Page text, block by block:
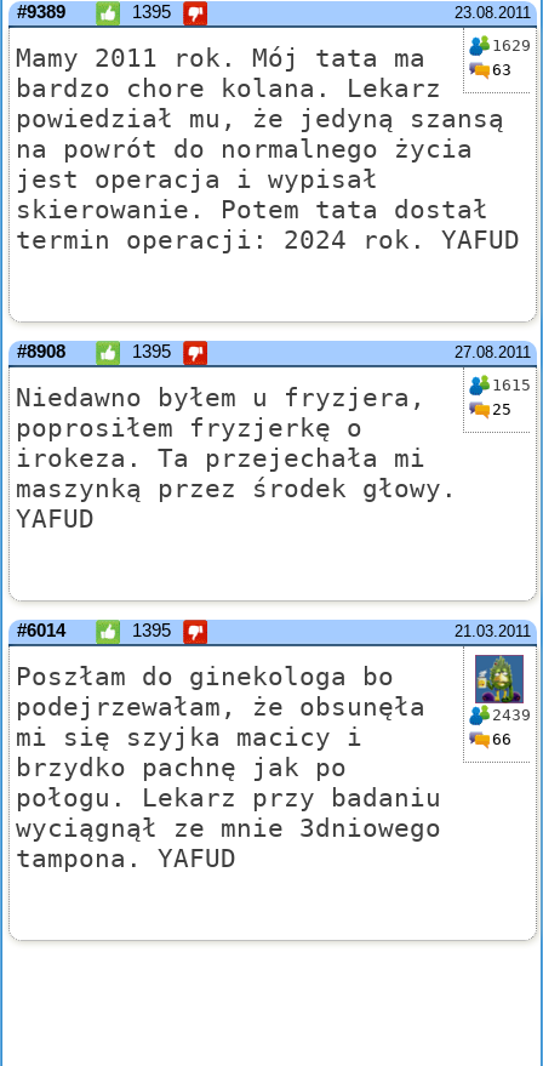
23.08.2011
#9389 1395
1629
63
Mamy 2011 rok. Mój tata ma
bardzo chore kolana. Lekarz
powiedział mu, że jedyną szansą
na powrót do normalnego życia
jest operacja i wypisał
skierowanie. Potem tata dostał
termin operacji: 2024 rok. YAFUD
27.08.2011
#8908 1395
1615
25
Niedawno byłem u fryzjera,
poprosiłem fryzjerkę o
irokeza. Ta przejechała mi
maszynką przez środek głowy.
YAFUD
21.03.2011
#6014 1395
2439
66
Poszłam do ginekologa bo
podejrzewałam, że obsunęła
mi się szyjka macicy i
brzydko pachnę jak po
połogu. Lekarz przy badaniu
wyciągnął ze mnie 3dniowego
tampona. YAFUD